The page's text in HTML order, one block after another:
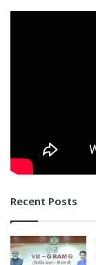
Recent Posts